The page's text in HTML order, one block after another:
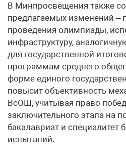
В Минпросвещения также
предлагаемых изменений –
проведения олимпиады,
инфраструктуру,
для государственной
программам среднего
форме единого
повысит объективность
ВсОШ, учитывая право
заключительного этапа на
бакалавриат и специалитет
испытаний.